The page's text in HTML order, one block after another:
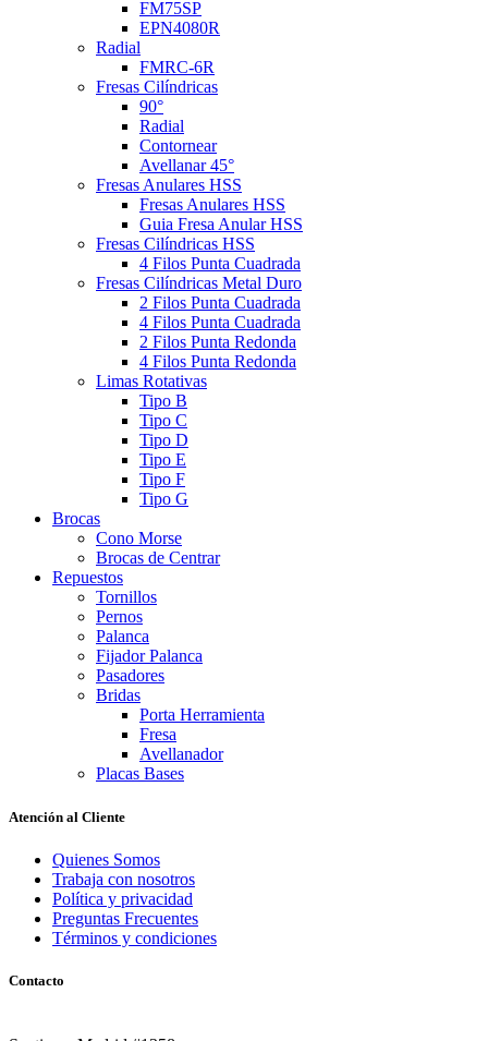
FM75SP
EPN4080R
Radial
FMRC-6R
Fresas Cilíndricas
90°
Radial
Contornear
Avellanar 45°
Fresas Anulares HSS
Fresas Anulares HSS
Guia Fresa Anular HSS
Fresas Cilíndricas HSS
4 Filos Punta Cuadrada
Fresas Cilíndricas Metal Duro
2 Filos Punta Cuadrada
4 Filos Punta Cuadrada
2 Filos Punta Redonda
4 Filos Punta Redonda
Limas Rotativas
Tipo B
Tipo C
Tipo D
Tipo E
Tipo F
Tipo G
Brocas
Cono Morse
Brocas de Centrar
Repuestos
Tornillos
Pernos
Palanca
Fijador Palanca
Pasadores
Bridas
Porta Herramienta
Fresa
Avellanador
Placas Bases
Atención al Cliente
Quienes Somos
Trabaja con nosotros
Política y privacidad
Preguntas Frecuentes
Términos y condiciones
Contacto